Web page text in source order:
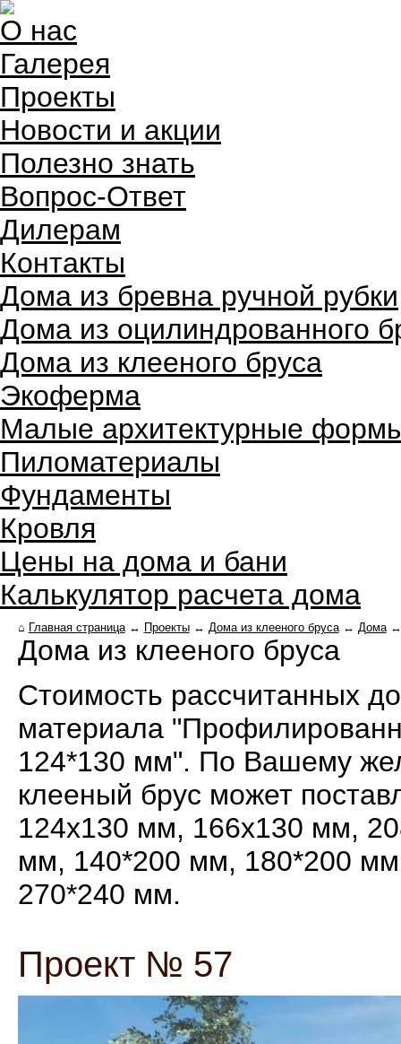
О нас
Галерея
Проекты
Новости и акции
Полезно знать
Вопрос-Ответ
Дилерам
Контакты
Дома из бревна ручной рубки
Дома из оцилиндрованного
Дома из клееного бруса
Экоферма
Малые архитектурные
Пиломатериалы
Фундаменты
Кровля
Цены на дома и бани
Калькулятор расчета дома
⌂ Главная страница↔ Проекты↔ Дома из клееного бруса↔ Дома
Дома из клееного бруса
Стоимость рассчитанных
материала
124*130 мм". По Вашему
клееный брус может
124х130 мм, 166х130 мм,
мм, 140*200 мм, 180*200
270*240 мм.
Проект № 57